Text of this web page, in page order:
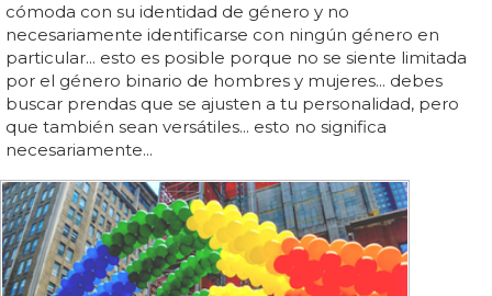
cómoda con su identidad de género y no
necesariamente identificarse con ningún género en
particular... esto es posible porque no se siente limitada
por el género binario de hombres y mujeres... debes
buscar prendas que se ajusten a tu personalidad, pero
que también sean versátiles... esto no significa
necesariamente...